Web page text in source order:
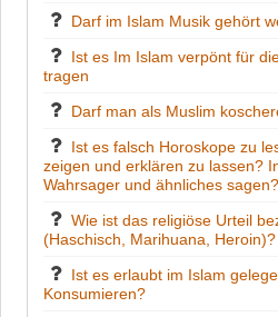
Darf im Islam Musik gehört
Ist es Im Islam verpönt für
tragen
Darf man als Muslim
Ist es falsch Horoskope zu
zeigen und erklären zu lassen?
Wahrsager und ähnliches sagen?
Wie ist das religiöse Urteil
(Haschisch, Marihuana, Heroin)?
Ist es erlaubt im Islam
Konsumieren?